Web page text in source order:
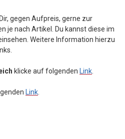
gegen Aufpreis, gerne zur
je nach Artikel. Du kannst diese im
Weitere Information hierzu
klicke auf folgenden Link.
Link.